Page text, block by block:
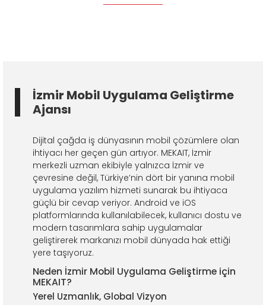
İzmir Mobil Uygulama Geliştirme
Ajansı
Dijital çağda iş dünyasının mobil çözümlere olan
ihtiyacı her geçen gün artıyor. MEKAIT, İzmir
merkezli uzman ekibiyle yalnızca İzmir ve
çevresine değil, Türkiye’nin dört bir yanına mobil
uygulama yazılım hizmeti sunarak bu ihtiyaca
güçlü bir cevap veriyor. Android ve iOS
platformlarında kullanılabilecek, kullanıcı dostu ve
modern tasarımlara sahip uygulamalar
geliştirerek markanızı mobil dünyada hak ettiği
yere taşıyoruz.
Neden İzmir Mobil Uygulama Geliştirme için
MEKAIT?
Yerel Uzmanlık, Global Vizyon